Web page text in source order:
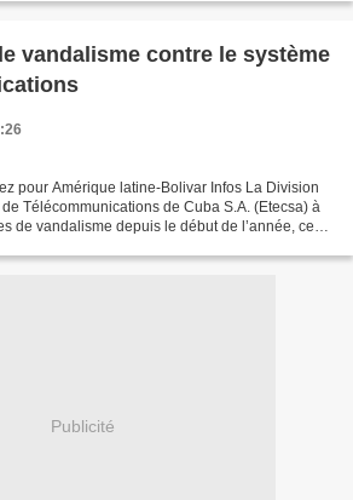
vandalisme contre le système
pour Amérique latine-Bolivar Infos La Division
Télécommunications de Cuba S.A. (Etecsa) à
de vandalisme depuis le début de l’année, ce
Publicité